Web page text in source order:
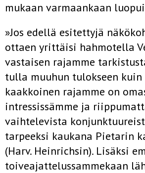
mukaan varmaankaan
»Jos edellä esitettyjä
ottaen yrittäisi hahmotella
vastaisen rajamme
tulla muuhun tulokseen kuin
kaakkoinen rajamme on
intressissämme ja
vaihtelevista
tarpeeksi kaukana Pietarin
(Harv. Heinrichsin). Lisäksi
toiveajattelussammekaan